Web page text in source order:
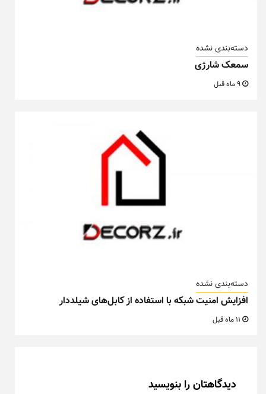
دسته‌بندی نشده
سمعک شارژی
دسته‌بندی نشده
افزایش امنیت شبکه با استفاده از کابل‌های شیلددار
دیدگاهتان را بنویسید